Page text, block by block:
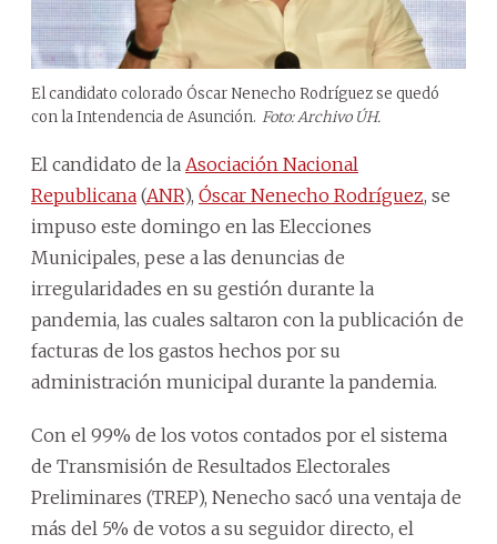
El candidato colorado Óscar Nenecho Rodríguez se quedó
con la Intendencia de Asunción. Foto: Archivo ÚH.
El candidato de la Asociación Nacional
Republicana (ANR), Óscar Nenecho Rodríguez, se
impuso este domingo en las Elecciones
Municipales, pese a las denuncias de
irregularidades en su gestión durante la
pandemia, las cuales saltaron con la publicación de
facturas de los gastos hechos por su
administración municipal durante la pandemia.
Con el 99% de los votos contados por el sistema
de Transmisión de Resultados Electorales
Preliminares (TREP), Nenecho sacó una ventaja de
más del 5% de votos a su seguidor directo, el